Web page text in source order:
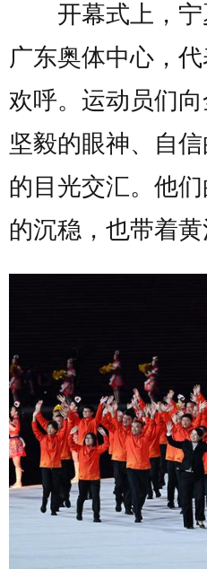
开幕式上，宁
广东奥体中心，
欢呼。运动员们
坚毅的眼神、自
的目光交汇。他
的沉稳，也带着黄